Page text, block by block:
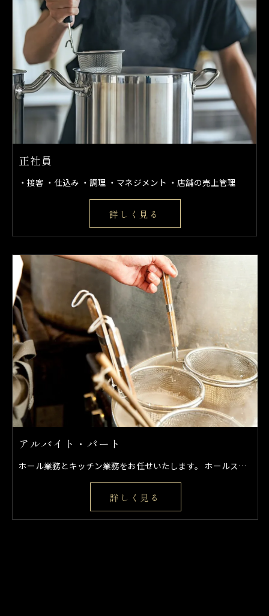
正社員
・接客 ・仕込み ・調理 ・マネジメント ・店舗の売上管理
詳しく見る
アルバイト・パート
ホール業務とキッチン業務をお任せいたします。 ホールスタッフとしてお客様の案内、料理配膳、オーダー取り、レジなどをお願いします。 キッチン業務としては簡単な仕込み、盛り付け、調理などを行っていただきます。
詳しく見る